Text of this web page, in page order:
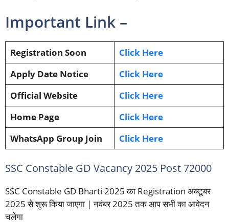
Important Link –
Registration Soon
Click Here
Apply Date Notice
Click Here
Official Website
Click Here
Home Page
Click Here
WhatsApp Group Join
Click Here
SSC Constable GD Vacancy 2025 Post 72000
SSC Constable GD Bharti 2025 का Registration अक्टूबर
2025 से शुरू किया जाएगा | नवंबर 2025 तक आप सभी का आवेदन
चलेगा